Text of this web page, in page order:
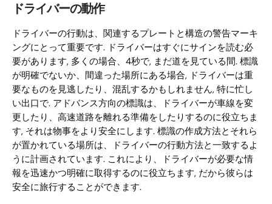
ドライバーの動作
ドライバーの行動は、関連するプレートと構造の警告マーキ
ングにとって重要です. ドライバーはすぐにサインを読む必
要があります, 多くの場合、4秒で, まだ道を見ている間. 標識
が明確でないか、間違った場所にある場合, ドライバーは重
要なものを見逃したり、混乱するかもしれません, 特に忙し
い出口で. アドバンス方向の標識は、ドライバーが車線を変
更したり、高速道路を離れる準備をしたりするのに役立ちま
す, それは物事をより安全にします. 標識の作成方法とそれら
が置かれている場所は、ドライバーの行動方法と一致するよ
うに計画されています. これにより、ドライバーが必要な情
報を迅速かつ明確に取得するのに役立ちます, だから彼らは
安全に旅行することができます.